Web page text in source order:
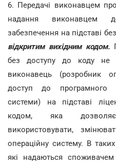
6. Передачі виконавцем
надання виконавцем
забезпечення на підставі
відкритим вихідним кодом.
без доступу до коду не
виконавець (розробник
доступ до програмного
системи) на підставі
кодом, яка
використовувати,
операційну систему. В
які надаються